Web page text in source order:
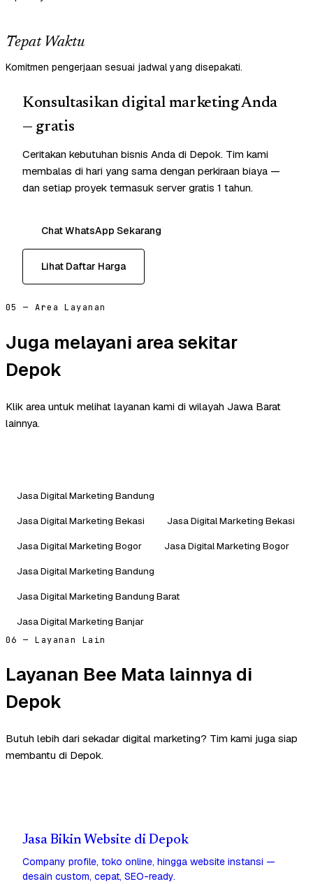
Tepat Waktu
Komitmen pengerjaan sesuai jadwal yang disepakati.
Konsultasikan digital marketing Anda
— gratis
Ceritakan kebutuhan bisnis Anda di Depok. Tim kami
membalas di hari yang sama dengan perkiraan biaya —
dan setiap proyek termasuk server gratis 1 tahun.
Chat WhatsApp Sekarang
Lihat Daftar Harga
05 — Area Layanan
Juga melayani area sekitar
Depok
Klik area untuk melihat layanan kami di wilayah Jawa Barat
lainnya.
Jasa Digital Marketing Bandung
Jasa Digital Marketing Bekasi
Jasa Digital Marketing Bekasi
Jasa Digital Marketing Bogor
Jasa Digital Marketing Bogor
Jasa Digital Marketing Bandung
Jasa Digital Marketing Bandung Barat
Jasa Digital Marketing Banjar
06 — Layanan Lain
Layanan Bee Mata lainnya di
Depok
Butuh lebih dari sekadar digital marketing? Tim kami juga siap
membantu di Depok.
Jasa Bikin Website di Depok
Company profile, toko online, hingga website instansi —
desain custom, cepat, SEO-ready.